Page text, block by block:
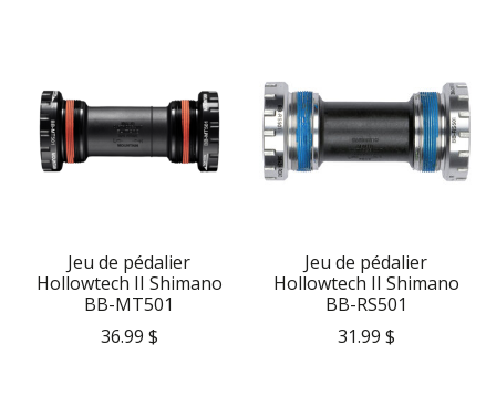
Jeu de pédalier
Hollowtech II Shimano
BB-MT501
36.99 $
Jeu de pédalier
Hollowtech II Shimano
BB-RS501
31.99 $